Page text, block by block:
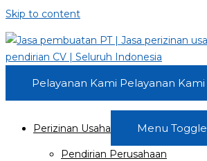
Skip to content
Pelayanan Kami Pelayanan Kami
Perizinan Usaha Menu Toggle
Pendirian Perusahaan